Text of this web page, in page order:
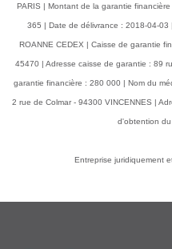
PARIS | Montant de la garantie
365 | Date de délivrance : 2018-04-
ROANNE CEDEX | Caisse de garantie
45470 | Adresse caisse de garantie : 89
garantie financière : 280 000 | Nom du
2 rue de Colmar - 94300 VINCENNES |
d'obtention
Entreprise juridiquement